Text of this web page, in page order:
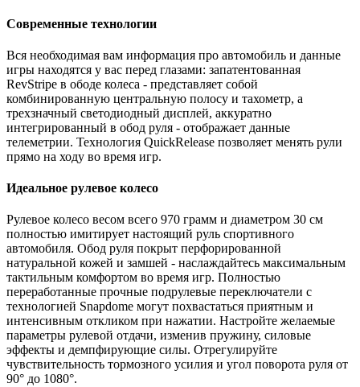
Современные технологии
Вся необходимая вам информация про автомобиль и данные
игры находятся у вас перед глазами: запатентованная
RevStripe в ободе колеса - представляет собой
комбинированную центральную полосу и тахометр, а
трехзначный светодиодный дисплей, аккуратно
интегрированный в обод руля - отображает данные
телеметрии. Технология QuickRelease позволяет менять рули
прямо на ходу во время игр.
Идеальное рулевое колесо
Рулевое колесо весом всего 970 грамм и диаметром 30 см
полностью имитирует настоящий руль спортивного
автомобиля. Обод руля покрыт перфорированной
натуральной кожей и замшей - наслаждайтесь максимальным
тактильным комфортом во время игр. Полностью
переработанные прочные подрулевые переключатели с
технологией Snapdome могут похвастаться приятным и
интенсивным откликом при нажатии. Настройте желаемые
параметры рулевой отдачи, изменив пружину, силовые
эффекты и демпфирующие силы. Отрегулируйте
чувствительность тормозного усилия и угол поворота руля от
90° до 1080°.